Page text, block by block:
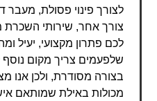
לצורך פינוי פסולת, מעבר
צורך אחר, שירותי השכרת
לכם פתרון מקצועי, יעיל
שלפעמים צריך מקום נוסף
בצורה מסודרת, ולכן אנו
מכולות באילת שמותאם